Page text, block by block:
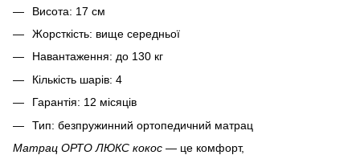
Висота: 17 см
Жорсткість: вище середньої
Навантаження: до 130 кг
Кількість шарів: 4
Гарантія: 12 місяців
Тип: безпружинний ортопедичний матрац
Матрац ОРТО ЛЮКС кокос — це комфорт,